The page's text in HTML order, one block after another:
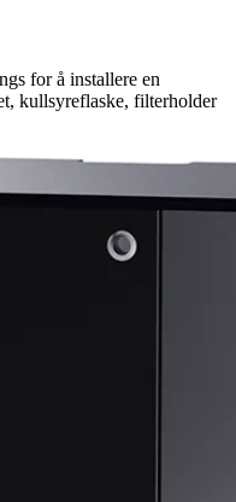
for å installere en
kullsyreflaske, filterholder